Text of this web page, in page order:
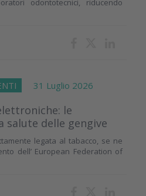
odontotecnici, riducendo
31 Luglio 2026
le
salute delle gengive
legata al tabacco, se ne
dell’ European Federation of